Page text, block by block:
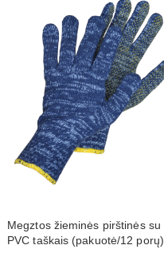
Megztos žieminės pirštinės su
PVC taškais (pakuotė/12 porų)